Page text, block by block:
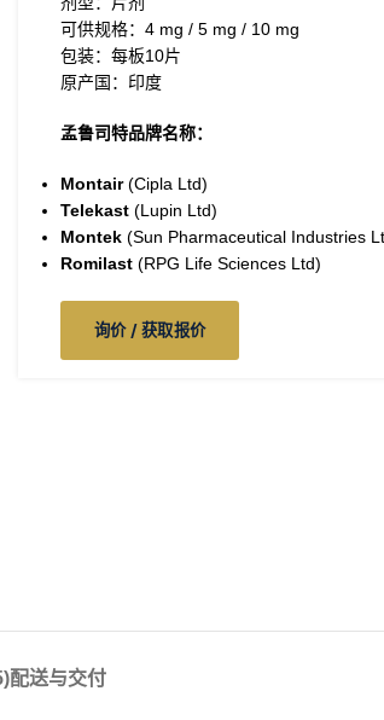
可供规格：4 mg / 5 mg / 10 mg
包装：每板10片
原产国：印度
孟鲁司特品牌名称：
Montair(Cipla Ltd)
Telekast(Lupin Ltd)
Montek(Sun Pharmaceutical Industries
Romilast(RPG Life Sciences Ltd)
询价 / 获取报价
配送与交付